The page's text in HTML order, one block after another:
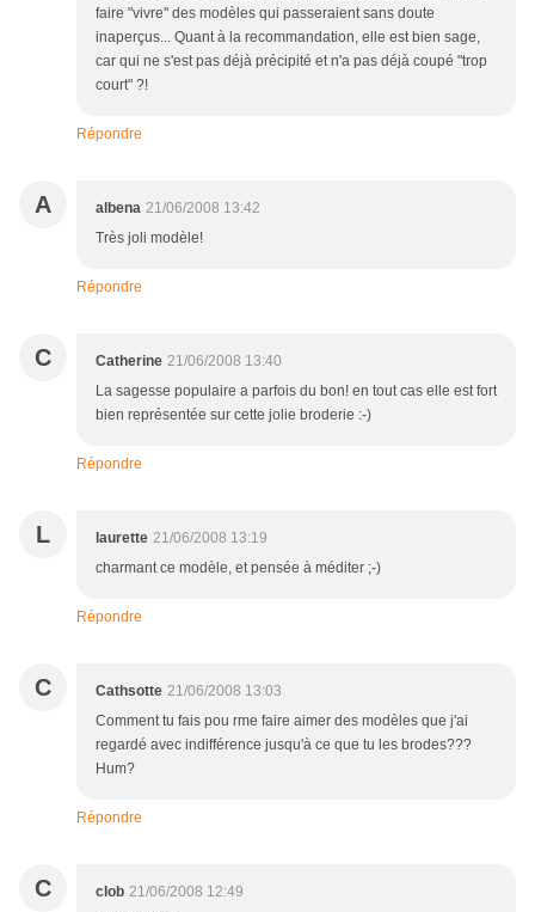
faire "vivre" des modèles qui passeraient sans doute
inaperçus... Quant à la recommandation, elle est bien sage,
car qui ne s'est pas déjà précipité et n'a pas déjà coupé "trop
court" ?!
Répondre
A albena 21/06/2008 13:42
Très joli modèle!
Répondre
C Catherine 21/06/2008 13:40
La sagesse populaire a parfois du bon! en tout cas elle est fort
bien représentée sur cette jolie broderie :-)
Répondre
L laurette 21/06/2008 13:19
charmant ce modèle, et pensée à méditer ;-)
Répondre
C Cathsotte 21/06/2008 13:03
Comment tu fais pou rme faire aimer des modèles que j'ai
regardé avec indifférence jusqu'à ce que tu les brodes???
Hum?
Répondre
C clob 21/06/2008 12:49